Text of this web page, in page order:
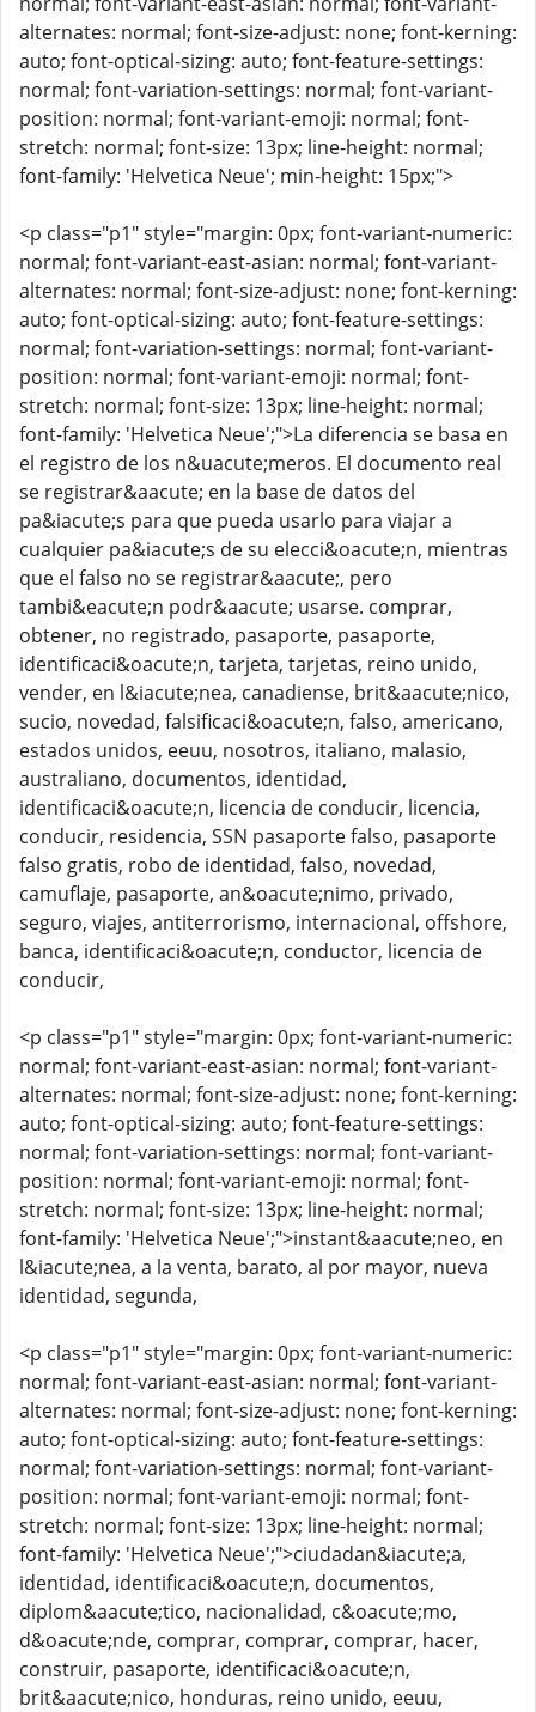
alternates: normal; font-size-adjust: none; font-kerning:
auto; font-optical-sizing: auto; font-feature-settings:
normal; font-variation-settings: normal; font-variant-
position: normal; font-variant-emoji: normal; font-
stretch: normal; font-size: 13px; line-height: normal;
font-family: 'Helvetica Neue'; min-height: 15px;">
<p class="p1" style="margin: 0px; font-variant-numeric:
normal; font-variant-east-asian: normal; font-variant-
alternates: normal; font-size-adjust: none; font-kerning:
auto; font-optical-sizing: auto; font-feature-settings:
normal; font-variation-settings: normal; font-variant-
position: normal; font-variant-emoji: normal; font-
stretch: normal; font-size: 13px; line-height: normal;
font-family: 'Helvetica Neue';">La diferencia se basa en
el registro de los n&uacute;meros. El documento real
se registrar&aacute; en la base de datos del
pa&iacute;s para que pueda usarlo para viajar a
cualquier pa&iacute;s de su elecci&oacute;n, mientras
que el falso no se registrar&aacute;, pero
tambi&eacute;n podr&aacute; usarse. comprar,
obtener, no registrado, pasaporte, pasaporte,
identificaci&oacute;n, tarjeta, tarjetas, reino unido,
vender, en l&iacute;nea, canadiense, brit&aacute;nico,
sucio, novedad, falsificaci&oacute;n, falso, americano,
estados unidos, eeuu, nosotros, italiano, malasio,
australiano, documentos, identidad,
identificaci&oacute;n, licencia de conducir, licencia,
conducir, residencia, SSN pasaporte falso, pasaporte
falso gratis, robo de identidad, falso, novedad,
camuflaje, pasaporte, an&oacute;nimo, privado,
seguro, viajes, antiterrorismo, internacional, offshore,
banca, identificaci&oacute;n, conductor, licencia de
conducir,
<p class="p1" style="margin: 0px; font-variant-numeric:
normal; font-variant-east-asian: normal; font-variant-
alternates: normal; font-size-adjust: none; font-kerning:
auto; font-optical-sizing: auto; font-feature-settings:
normal; font-variation-settings: normal; font-variant-
position: normal; font-variant-emoji: normal; font-
stretch: normal; font-size: 13px; line-height: normal;
font-family: 'Helvetica Neue';">instant&aacute;neo, en
l&iacute;nea, a la venta, barato, al por mayor, nueva
identidad, segunda,
<p class="p1" style="margin: 0px; font-variant-numeric:
normal; font-variant-east-asian: normal; font-variant-
alternates: normal; font-size-adjust: none; font-kerning:
auto; font-optical-sizing: auto; font-feature-settings:
normal; font-variation-settings: normal; font-variant-
position: normal; font-variant-emoji: normal; font-
stretch: normal; font-size: 13px; line-height: normal;
font-family: 'Helvetica Neue';">ciudadan&iacute;a,
identidad, identificaci&oacute;n, documentos,
diplom&aacute;tico, nacionalidad, c&oacute;mo,
d&oacute;nde, comprar, comprar, comprar, hacer,
construir, pasaporte, identificaci&oacute;n,
brit&aacute;nico, honduras, reino unido, eeuu,